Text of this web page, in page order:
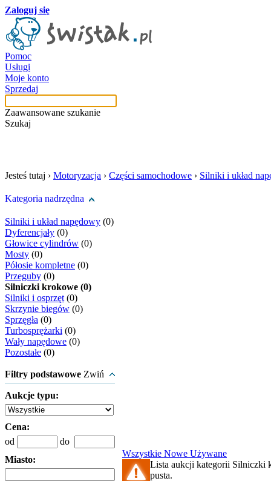
Zaloguj się
Pomoc
Usługi
Moje konto
Sprzedaj
Zaawansowane szukanie
Szukaj
Jesteś tutaj › Motoryzacja › Części samochodowe › Silniki i układ
Kategoria nadrzędna
Silniki i układ napędowy (0)
Dyferencjały (0)
Głowice cylindrów (0)
Mosty (0)
Półosie kompletne (0)
Przeguby (0)
Silniczki krokowe (0)
Silniki i osprzęt (0)
Skrzynie biegów (0)
Sprzęgła (0)
Turbosprężarki (0)
Wały napędowe (0)
Pozostałe (0)
Filtry podstawowe Zwiń
Aukcje typu:
Cena:
od
do
Miasto:
Wszystkie Nowe Używane
Lista aukcji kategorii Silniczki
pusta.